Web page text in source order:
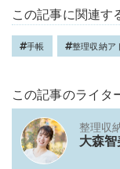
この記事に関連す
手帳 整理収納ア
この記事のライタ
整理収
大森智